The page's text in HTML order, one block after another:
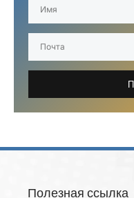
Полезная ссылка